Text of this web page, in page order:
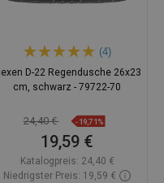
(4)
D-22 Regendusche 26x23
cm, schwarz - 79722-70
24,40 € -19,71%
19,59 €
Katalogpreis: 24,40 €
Niedrigster Preis: 19,59 €